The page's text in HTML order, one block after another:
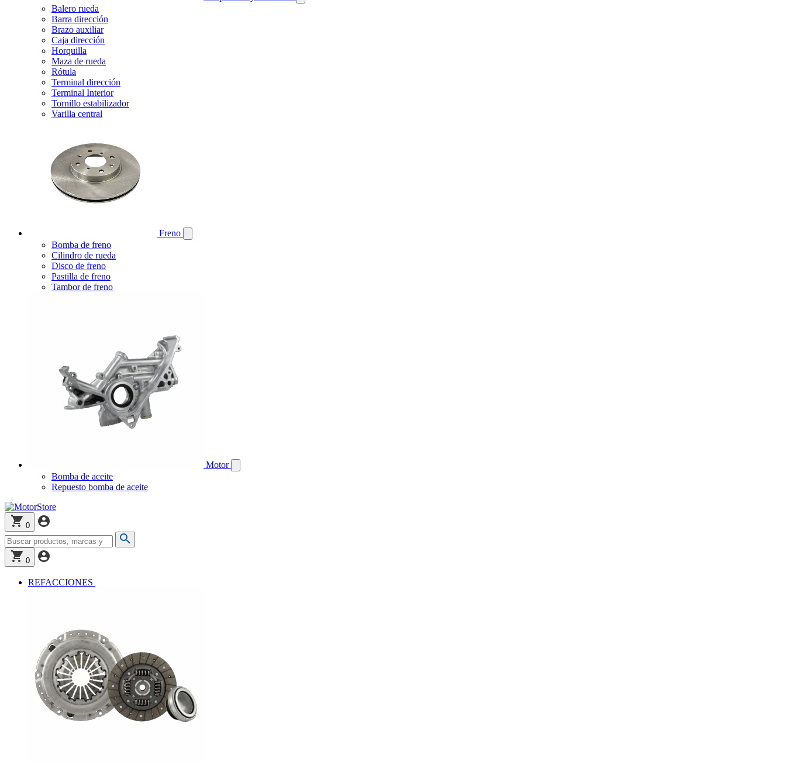
Balero rueda
Barra dirección
Brazo auxiliar
Caja dirección
Horquilla
Maza de rueda
Rótula
Terminal dirección
Terminal Interior
Tornillo estabilizador
Varilla central
Freno
Bomba de freno
Cilindro de rueda
Disco de freno
Pastilla de freno
Tambor de freno
Motor
Bomba de aceite
Repuesto bomba de aceite
0
0
REFACCIONES